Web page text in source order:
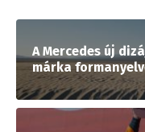
A Mercedes új
márka